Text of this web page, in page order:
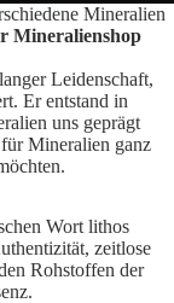
Mineralien
Mineralienshop
Leidenschaft,
Er entstand in
uns geprägt
Mineralien ganz
Wort lithos
zeitlose
Rohstoffen der